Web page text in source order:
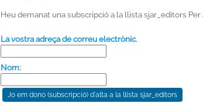
Heu demanat una subscripció a la llista sjar_editors
La vostra adreça de correu electrònic.
Nom: